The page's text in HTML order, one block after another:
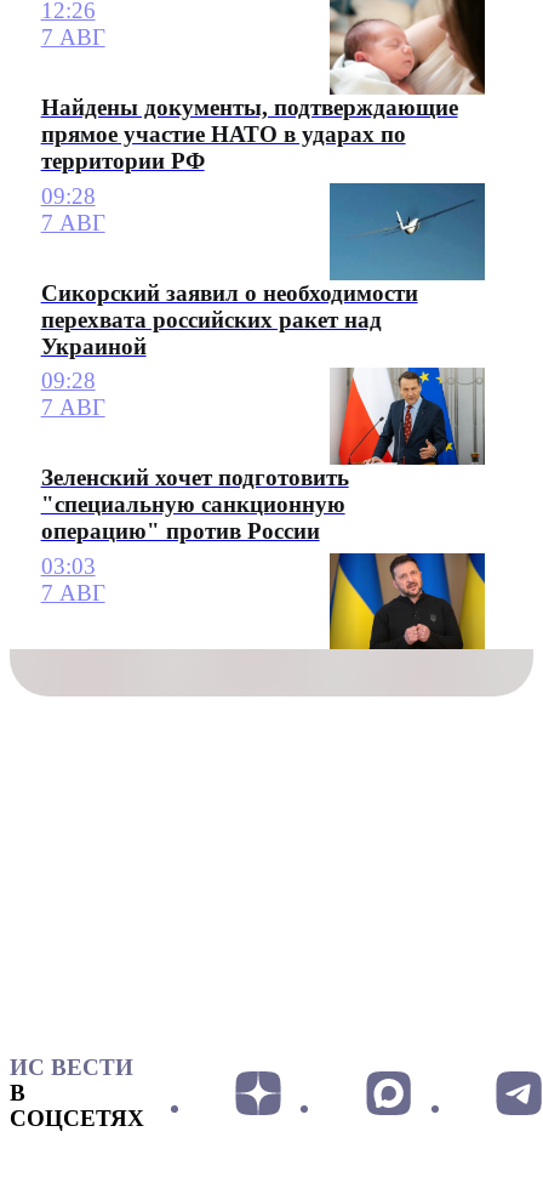
12:26
7 АВГ
Найдены документы, подтверждающие
прямое участие НАТО в ударах по
территории РФ
09:28
7 АВГ
Сикорский заявил о необходимости
перехвата российских ракет над
Украиной
09:28
7 АВГ
Зеленский хочет подготовить
"специальную санкционную
операцию" против России
03:03
7 АВГ
ИС ВЕСТИ
В
СОЦСЕТЯХ